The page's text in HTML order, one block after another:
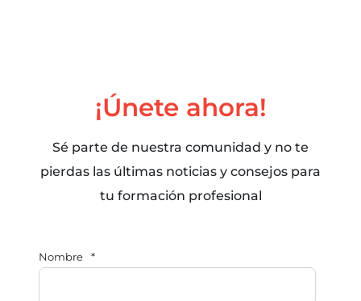
¡Únete ahora!
Sé parte de nuestra comunidad y no te
pierdas las últimas noticias y consejos para
tu formación profesional
Nombre *